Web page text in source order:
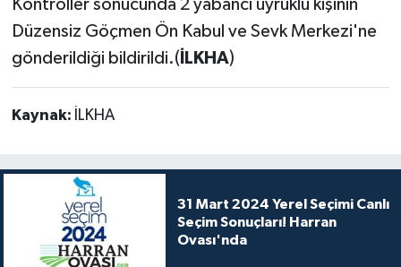
Kontroller sonucunda 2 yabancı uyruklu kişinin
Düzensiz Göçmen Ön Kabul ve Sevk Merkezi'ne
gönderildiği bildirildi.( İLKHA)
Kaynak: İLKHA
31 Mart 2024 Yerel Seçimi Canlı
Seçim Sonuçları! Harran
Ovası'nda